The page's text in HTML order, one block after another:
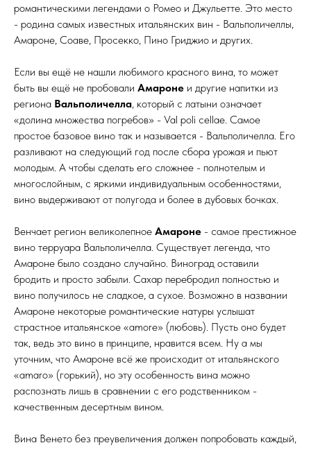
романтическими легендами о Ромео и Джульетте. Это место
- родина самых известных итальянских вин - Вальполичеллы,
Амароне, Соаве, Просекко, Пино Гриджио и других.
Если вы ещё не нашли любимого красного вина, то может
быть вы ещё не пробовали Амароне и другие напитки из
региона Вальполичелла, который с латыни означает
«долина множества погребов» - Val poli cellae. Самое
простое базовое вино так и называется - Вальполичелла. Его
разливают на следующий год после сбора урожая и пьют
молодым. А чтобы сделать его сложнее - полнотелым и
многослойным, с яркими индивидуальным особенностями,
вино выдерживают от полугода и более в дубовых бочках.
Венчает регион великолепное Амароне - самое престижное
вино терруара Вальполичелла. Существует легенда, что
Амароне было создано случайно. Виноград оставили
бродить и просто забыли. Сахар перебродил полностью и
вино получилось не сладкое, а сухое. Возможно в названии
Амароне некоторые романтические натуры услышат
страстное итальянское «amore» (любовь). Пусть оно будет
так, ведь это вино в принципе, нравится всем. Ну а мы
уточним, что Амароне всё же происходит от итальянского
«amaro» (горький), но эту особенность вина можно
распознать лишь в сравнении с его родственником -
качественным десертным вином.
Вина Венето без преувеличения должен попробовать каждый,